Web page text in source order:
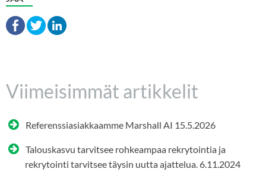
Viimeisimmät artikkelit
Referenssiasiakkaamme Marshall AI 15.5.2026
Talouskasvu tarvitsee rohkeampaa rekrytointia ja
rekrytointi tarvitsee täysin uutta ajattelua. 6.11.2024